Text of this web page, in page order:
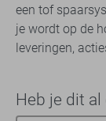
een tof
je wordt op de
leveringen,
Heb je dit al